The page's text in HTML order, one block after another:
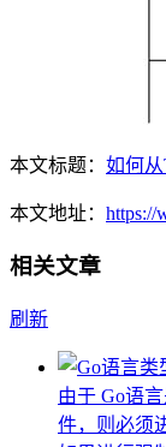
本文标题： 如何从
本文地址： https://
相关文章
刷新
由于 Go语
件，则必须